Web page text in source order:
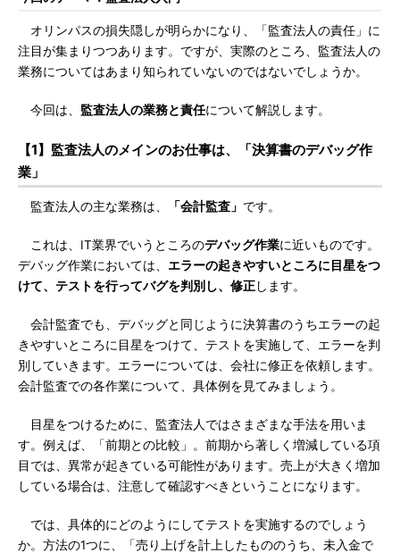
オリンパスの損失隠しが明らかになり、「監査法人の責任」に
注目が集まりつつあります。ですが、実際のところ、監査法人の
業務についてはあまり知られていないのではないでしょうか。
今回は、 監査法人の業務と責任について解説します。
【1】監査法人のメインのお仕事は、「決算書のデバッグ作
業」
監査法人の主な業務は、 「会計監査」 です。
これは、IT業界でいうところのデバッグ作業に近いものです。
デバッグ作業においては、 エラーの起きやすいところに目星をつ
けて、テストを行ってバグを判別し、修正します。
会計監査でも、デバッグと同じように決算書のうちエラーの起
きやすいところに目星をつけて、テストを実施して、エラーを判
別していきます。エラーについては、会社に修正を依頼します。
会計監査での各作業について、具体例を見てみましょう。
目星をつけるために、監査法人ではさまざまな手法を用いま
す。例えば、「前期との比較」。前期から著しく増減している項
目では、異常が起きている可能性があります。売上が大きく増加
している場合は、注意して確認すべきということになります。
では、具体的にどのようにしてテストを実施するのでしょう
か。方法の1つに、「売り上げを計上したもののうち、未入金で